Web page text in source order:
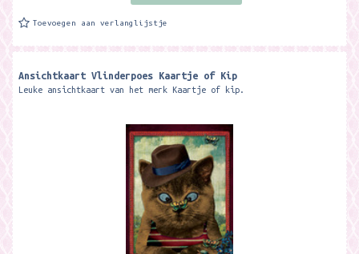
Toevoegen aan verlanglijstje
Ansichtkaart Vlinderpoes Kaartje of Kip
Leuke ansichtkaart van het merk Kaartje of kip.